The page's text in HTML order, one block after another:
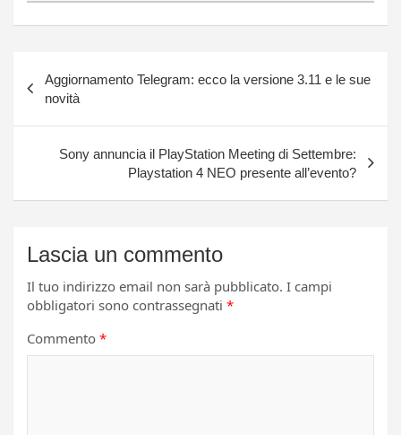
articoli
Aggiornamento Telegram: ecco la versione 3.11 e le sue
novità
Sony annuncia il PlayStation Meeting di Settembre:
Playstation 4 NEO presente all’evento?
Lascia un commento
Il tuo indirizzo email non sarà pubblicato. I campi
obbligatori sono contrassegnati *
Commento *